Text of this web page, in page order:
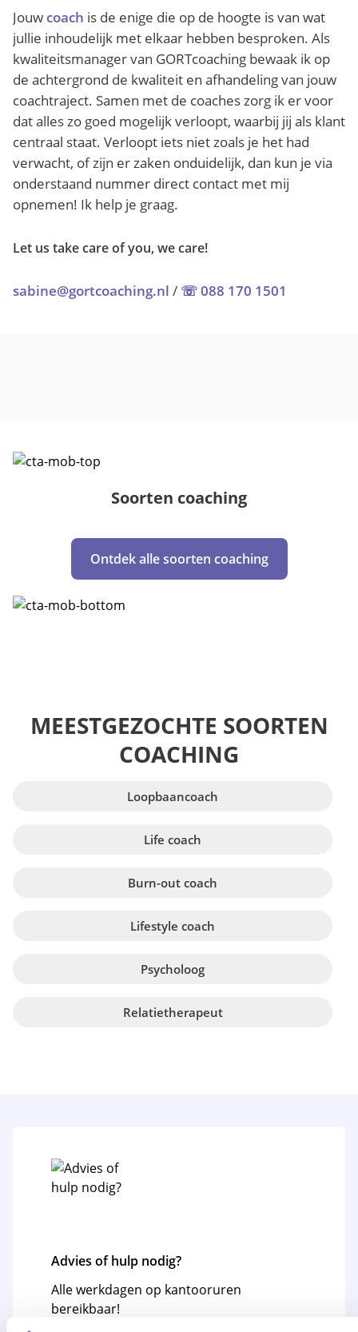
Jouw coach is de enige die op de hoogte is van wat
jullie inhoudelijk met elkaar hebben besproken. Als
kwaliteitsmanager van GORTcoaching bewaak ik op
de achtergrond de kwaliteit en afhandeling van jouw
coachtraject. Samen met de coaches zorg ik er voor
dat alles zo goed mogelijk verloopt, waarbij jij als klant
centraal staat. Verloopt iets niet zoals je het had
verwacht, of zijn er zaken onduidelijk, dan kun je via
onderstaand nummer direct contact met mij
opnemen! Ik help je graag.
Let us take care of you, we care!
sabine@gortcoaching.nl / ☏ 088 170 1501
Soorten coaching
Ontdek alle soorten coaching
MEESTGEZOCHTE SOORTEN
COACHING
Loopbaancoach
Life coach
Burn-out coach
Lifestyle coach
Psycholoog
Relatietherapeut
Advies of hulp nodig?
Alle werkdagen op kantooruren
bereikbaar!